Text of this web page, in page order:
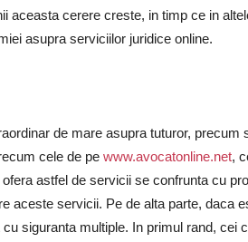
aceasta cerere creste, in timp ce in
asupra serviciilor juridice online.
de mare asupra tuturor, precum
cele de pe www.avocatonline.net,
astfel de servicii se confrunta cu
aceste servicii. Pe de alta parte, daca
siguranta multiple. In primul rand, cei